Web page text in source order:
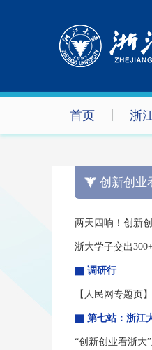
首页 浙
创新创业
两天四响！创新
浙大学子交出
▇ 调研行
【人民网专题页
▇ 第七站：浙江
“创新创业看浙大